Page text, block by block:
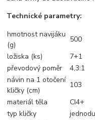
Technické parametry:
hmotnost navijáku
(g)
500
ložiska (ks)
7+1
převodový poměr
4,3:1
návin na 1 otočení
kličky (cm)
103
materiál těla
CI4+
typ kličky